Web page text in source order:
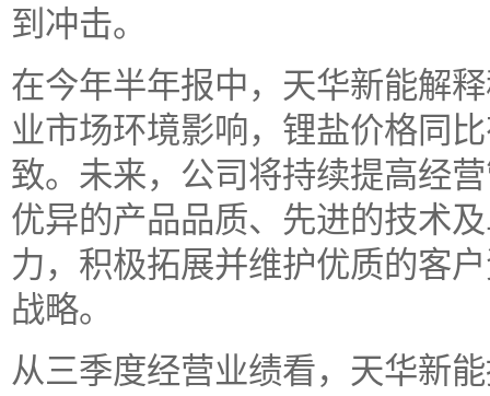
到冲击。
在今年半年报中，天华新能解
业市场环境影响，锂盐价格同
致。未来，公司将持续提高经
优异的产品品质、先进的技术
力，积极拓展并维护优质的客
战略。
从三季度经营业绩看，天华新